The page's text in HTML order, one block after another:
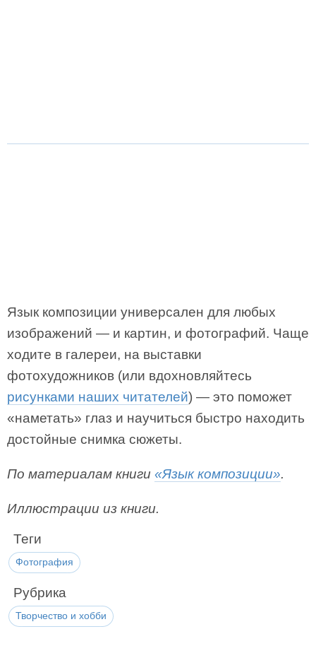
Язык композиции универсален для любых
изображений — и картин, и фотографий. Чаще
ходите в галереи, на выставки
фотохудожников (или вдохновляйтесь
рисунками наших читателей) — это поможет
«наметать» глаз и научиться быстро находить
достойные снимка сюжеты.
По материалам книги «Язык композиции».
Иллюстрации из книги.
Теги
Фотография
Рубрика
Творчество и хобби